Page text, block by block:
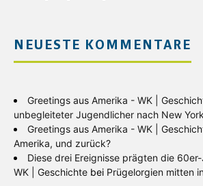
NEUESTE KOMMENTARE
Greetings aus Amerika - WK |
unbegleiteter Jugendlicher nach New York
Greetings aus Amerika - WK |
Amerika, und zurück?
Diese drei Ereignisse prägten die
WK | Geschichte bei Prügelorgien mitten